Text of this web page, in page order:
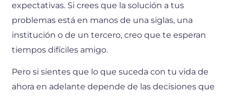
expectativas. Si crees que la solución a tus
problemas está en manos de una siglas, una
institución o de un tercero, creo que te esperan
tiempos difíciles amigo.
Pero si sientes que lo que suceda con tu vida de
ahora en adelante depende de las decisiones que